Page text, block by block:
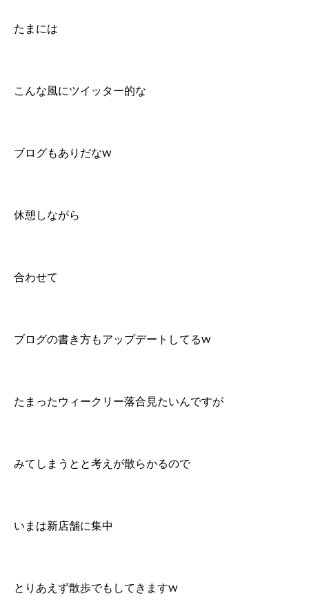
たまには
こんな風にツイッター的な
ブログもありだなw
休憩しながら
合わせて
ブログの書き方もアップデートしてるw
たまったウィークリー落合見たいんですが
みてしまうとと考えが散らかるので
いまは新店舗に集中
とりあえず散歩でもしてきますw